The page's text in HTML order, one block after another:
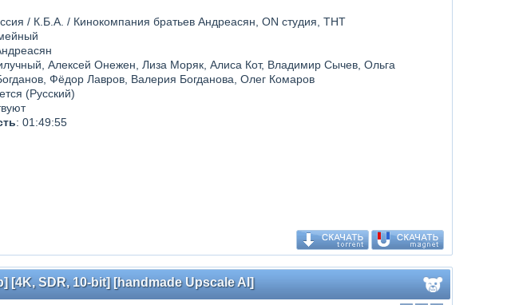
/ К.Б.А. / Кинокомпания братьев Андреасян, ON студия, ТНТ
Алексей Онежен, Лиза Моряк, Алиса Кот, Владимир Сычев, Ольга
Фёдор Лавров, Валерия Богданова, Олег Комаров
(Русский)
: 01:49:55
[4K, SDR, 10-bit] [handmade Upscale AI]